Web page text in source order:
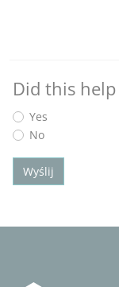
Did this
Yes
No
Wyślij